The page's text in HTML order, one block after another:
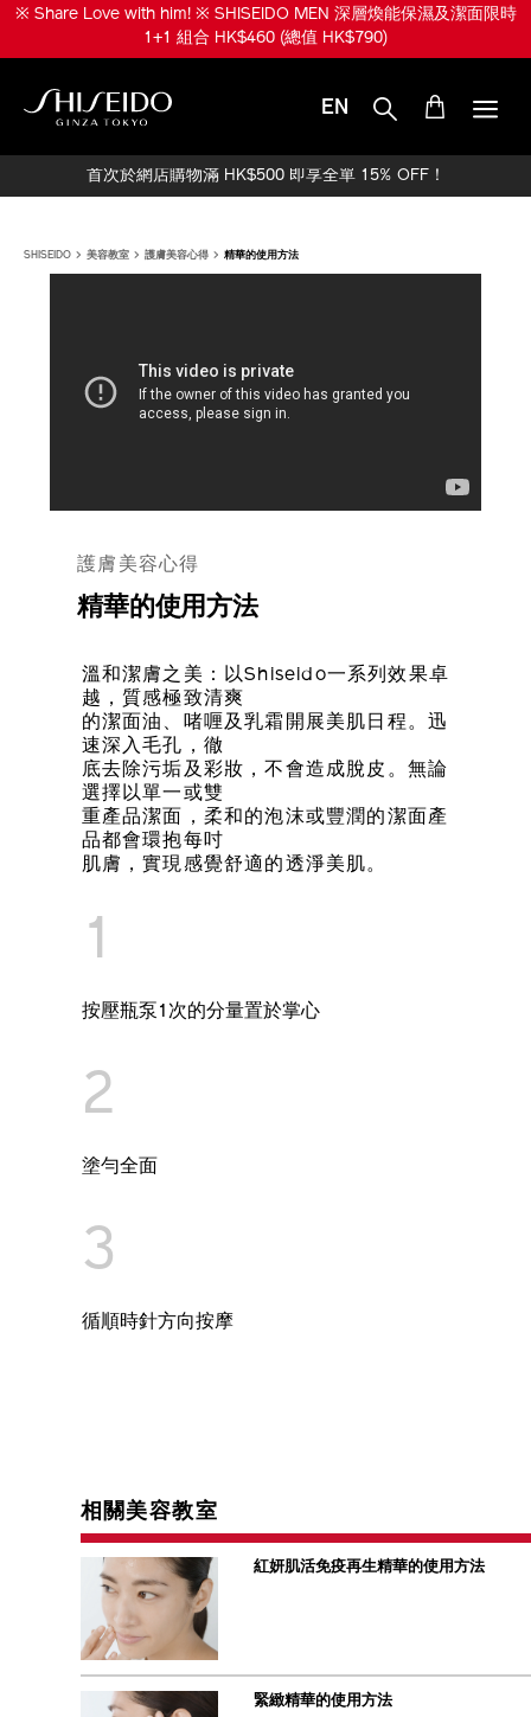
※ Share Love with him! ※ SHISEIDO MEN 深層煥能保濕及潔面限時
1+1 組合 HK$460 (總值 HK$790)
EN
首次於網店購物滿 HK$500 即享全單 15% OFF！
SHISEIDO 美容教室 護膚美容心得 精華的使用方法
護膚美容心得
精華的使用方法
溫和潔膚之美：以Shiseido一系列效果卓
越，質感極致清爽
的潔面油、啫喱及乳霜開展美肌日程。迅
速深入毛孔，徹
底去除污垢及彩妝，不會造成脫皮。無論
選擇以單一或雙
重產品潔面，柔和的泡沫或豐潤的潔面產
品都會環抱每吋
肌膚，實現感覺舒適的透淨美肌。
1
按壓瓶泵1次的分量置於掌心
2
塗勻全面
3
循順時針方向按摩
相關美容教室
紅妍肌活免疫再生精華的使用方法
緊緻精華的使用方法